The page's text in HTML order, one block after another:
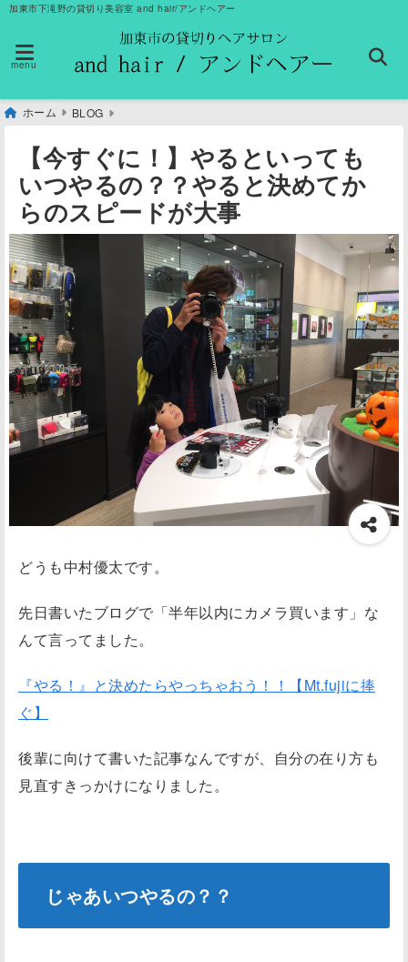
加東市下滝野の貸切り美容室 and hair/アンドヘアー
menu
ホーム BLOG
【今すぐに！】やるといっても
いつやるの？？やると決めてか
らのスピードが大事
どうも中村優太です。
先日書いたブログで「半年以内にカメラ買います」な
んて言ってました。
『やる！』と決めたらやっちゃおう！！【Mt.fujiに捧
ぐ】
後輩に向けて書いた記事なんですが、自分の在り方も
見直すきっかけになりました。
じゃあいつやるの？？